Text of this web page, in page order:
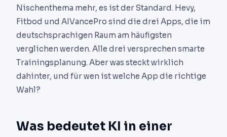
Nischenthema mehr, es ist der Standard. Hevy,
Fitbod und AIVancePro sind die drei Apps, die im
deutschsprachigen Raum am häufigsten
verglichen werden. Alle drei versprechen smarte
Trainingsplanung. Aber was steckt wirklich
dahinter, und für wen ist welche App die richtige
Wahl?
Was bedeutet KI in einer